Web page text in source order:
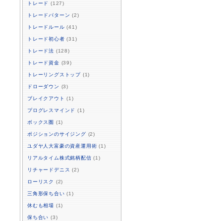
トレード (127)
トレードパターン (2)
トレードルール (41)
トレード初心者 (31)
トレード法 (128)
トレード資金 (39)
トレーリングストップ (1)
ドローダウン (3)
ブレイクアウト (1)
プログレスマインド (1)
ボックス圏 (1)
ポジションのサイジング (2)
ユダヤ人大富豪の資産運用術 (1)
リアルタイム株式銘柄配信 (1)
リチャードデニス (2)
ローリスク (2)
三角形保ち合い (1)
休むも相場 (1)
保ち合い (3)